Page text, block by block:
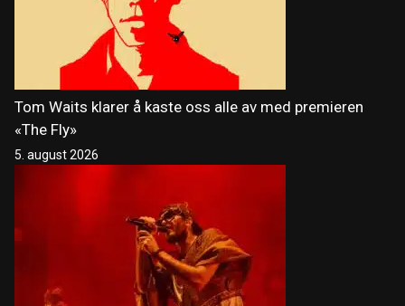
Tom Waits klarer å kaste oss alle av med premieren
«The Fly»
5. august 2026